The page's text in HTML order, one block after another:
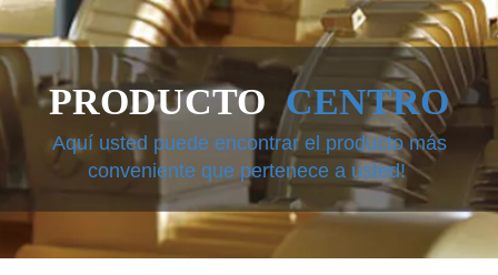
PRODUCTO CENTRO
Aquí usted puede encontrar el producto más
conveniente que pertenece a usted!